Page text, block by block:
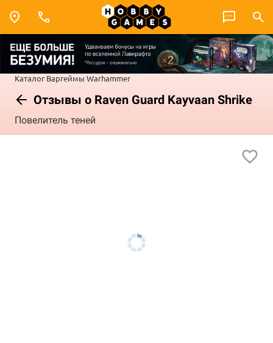
Каталог Варгеймы Warhammer
Отзывы о Raven Guard Kayvaan Shrike
Повелитель теней